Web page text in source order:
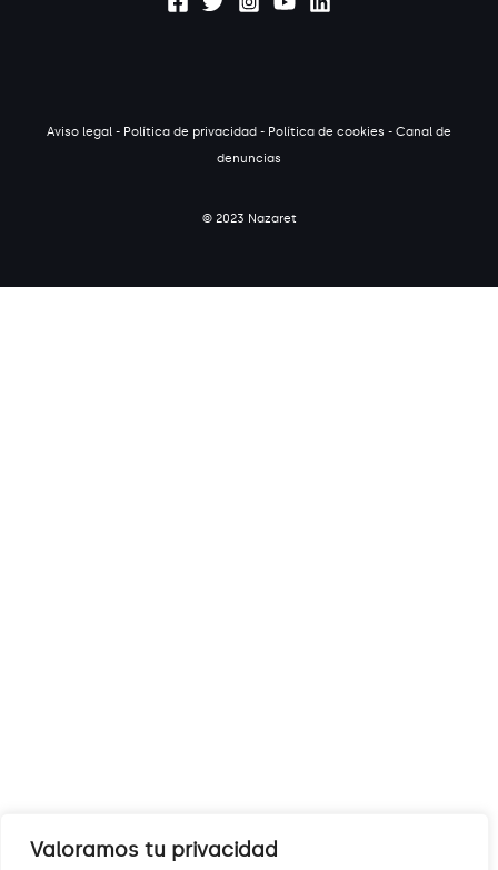
Valoramos tu privacidad
Aviso legal - Política de privacidad - Política de cookies - Canal de
denuncias
© 2023 Nazaret